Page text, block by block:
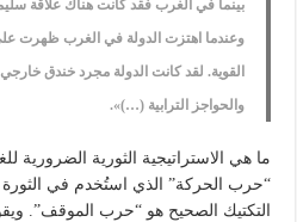
بينما في الغرب فقد كانت هناك علاقة
وعندما اهتزت الدولة في الغرب ظهرت على
القوية. لقد كانت الدولة مجرد خندق
والحواجز الترابية (…)».
ما هي الاستراتيجية الثورية الضرورية
“حرب الحركة” الذي استُخدم في
التكتيك الصحيح هو “حرب الموقف”.